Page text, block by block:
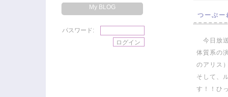
My BLOG
パスワード:
つーぶー
今日放
体質系の
のアリス
そして、
す！！ひ